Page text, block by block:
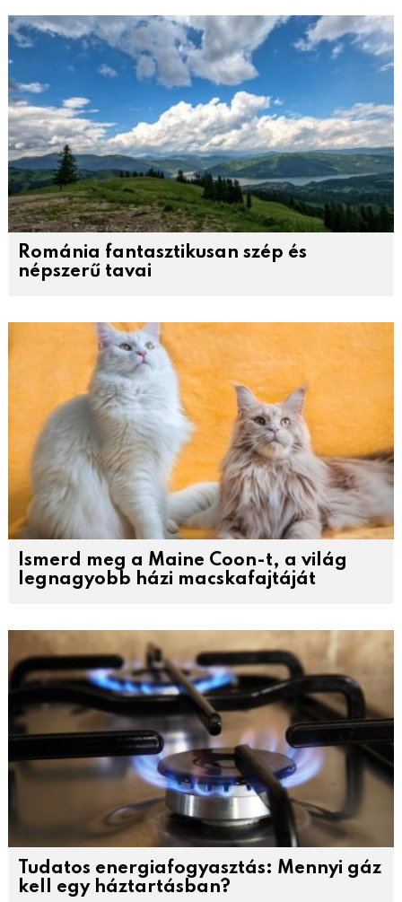
Románia fantasztikusan szép és
népszerű tavai
Ismerd meg a Maine Coon-t, a világ
legnagyobb házi macskafajtáját
Tudatos energiafogyasztás: Mennyi gáz
kell egy háztartásban?